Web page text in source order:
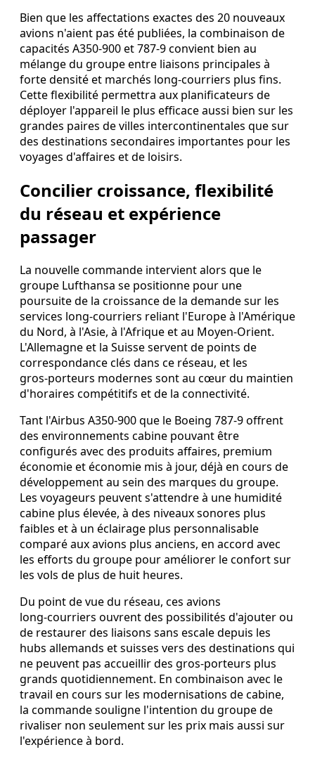
Bien que les affectations exactes des 20 nouveaux
avions n'aient pas été publiées, la combinaison de
capacités A350-900 et 787-9 convient bien au
mélange du groupe entre liaisons principales à
forte densité et marchés long‑courriers plus fins.
Cette flexibilité permettra aux planificateurs de
déployer l'appareil le plus efficace aussi bien sur les
grandes paires de villes intercontinentales que sur
des destinations secondaires importantes pour les
voyages d'affaires et de loisirs.
Concilier croissance, flexibilité
du réseau et expérience
passager
La nouvelle commande intervient alors que le
groupe Lufthansa se positionne pour une
poursuite de la croissance de la demande sur les
services long‑courriers reliant l'Europe à l'Amérique
du Nord, à l'Asie, à l'Afrique et au Moyen‑Orient.
L'Allemagne et la Suisse servent de points de
correspondance clés dans ce réseau, et les
gros‑porteurs modernes sont au cœur du maintien
d'horaires compétitifs et de la connectivité.
Tant l'Airbus A350-900 que le Boeing 787-9 offrent
des environnements cabine pouvant être
configurés avec des produits affaires, premium
économie et économie mis à jour, déjà en cours de
développement au sein des marques du groupe.
Les voyageurs peuvent s'attendre à une humidité
cabine plus élevée, à des niveaux sonores plus
faibles et à un éclairage plus personnalisable
comparé aux avions plus anciens, en accord avec
les efforts du groupe pour améliorer le confort sur
les vols de plus de huit heures.
Du point de vue du réseau, ces avions
long‑courriers ouvrent des possibilités d'ajouter ou
de restaurer des liaisons sans escale depuis les
hubs allemands et suisses vers des destinations qui
ne peuvent pas accueillir des gros‑porteurs plus
grands quotidiennement. En combinaison avec le
travail en cours sur les modernisations de cabine,
la commande souligne l'intention du groupe de
rivaliser non seulement sur les prix mais aussi sur
l'expérience à bord.